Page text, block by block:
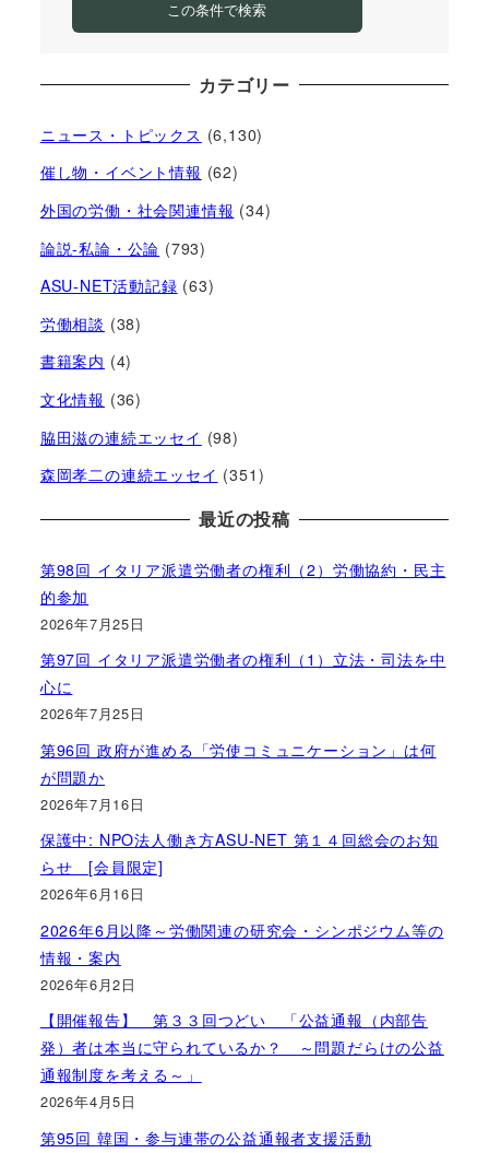
この条件で検索
カテゴリー
ニュース・トピックス (6,130)
催し物・イベント情報 (62)
外国の労働・社会関連情報 (34)
論説-私論・公論 (793)
ASU-NET活動記録 (63)
労働相談 (38)
書籍案内 (4)
文化情報 (36)
脇田滋の連続エッセイ (98)
森岡孝二の連続エッセイ (351)
最近の投稿
第98回 イタリア派遣労働者の権利（2）労働協約・民主
的参加
2026年7月25日
第97回 イタリア派遣労働者の権利（1）立法・司法を中
心に
2026年7月25日
第96回 政府が進める「労使コミュニケーション」は何
が問題か
2026年7月16日
保護中: NPO法人働き方ASU-NET 第１４回総会のお知
らせ [会員限定]
2026年6月16日
2026年6月以降～労働関連の研究会・シンポジウム等の
情報・案内
2026年6月2日
【開催報告】 第３３回つどい 「公益通報（内部告
発）者は本当に守られているか？ ～問題だらけの公益
通報制度を考える～」
2026年4月5日
第95回 韓国・参与連帯の公益通報者支援活動